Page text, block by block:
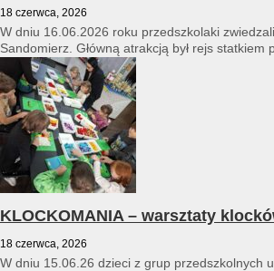
18 czerwca, 2026
W dniu 16.06.2026 roku przedszkolaki
Sandomierz. Główną atrakcją był rejs statkiem
KLOCKOMANIA – warsztaty
18 czerwca, 2026
W dniu 15.06.26 dzieci z grup przedszkolnych